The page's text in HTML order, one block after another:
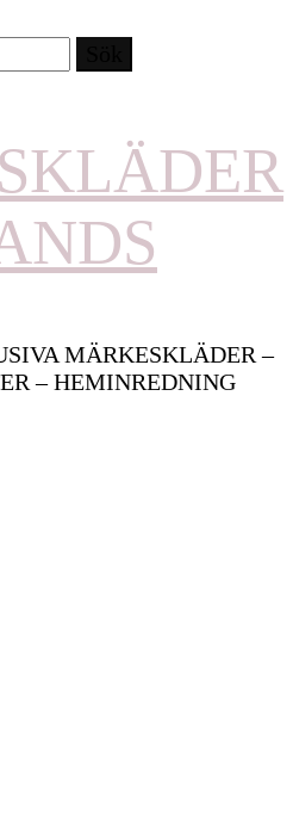
MÄRKESKLÄDER –
– HEMINREDNING